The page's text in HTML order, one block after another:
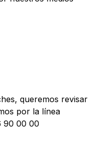
queremos revisar
por la línea
90 00 00